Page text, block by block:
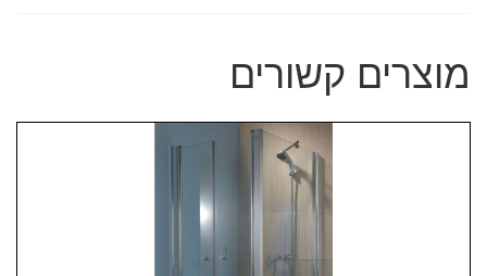
מוצרים קשורים